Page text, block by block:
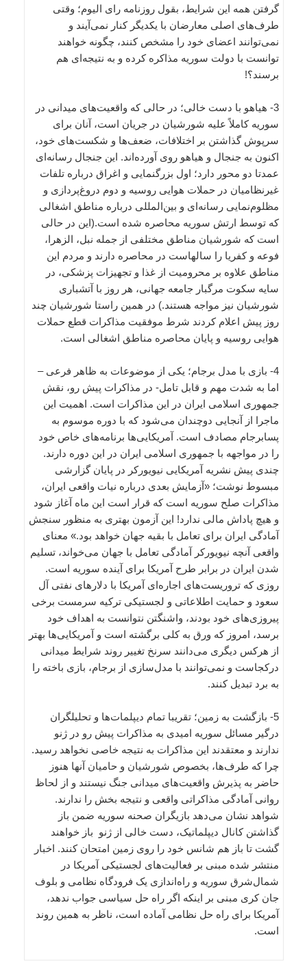
گرفتن همه این شرایط، بقول روزنامه رای الیوم؛ وقتی
طرف‌های اصلی معارضان با یکدیگر کنار نمی‌آیند و
نمی‌توانند اعضای خود را مشخص کنند، چگونه خواهند
توانست با دولت سوریه مذاکره کرده و به نتیجه‌ای هم
برسند؟!
3- هیاهو با دست خالی؛ در حالی که واقعیت‌های میدانی در
سوریه کاملاً علیه شورشیان در جریان است، آنان برای
سرپوش گذاشتن بر اختلافات، ضعف‌ها و شکست‌های خود،
اکنون به جنجال و هیاهو روی آورده‌اند. این جنجال رسانه‌ای
عمدتا دو محور دارد؛ اول بزرگنمایی و اغراق درباره تلفات
غیرنظامیان در حملات هوایی روسیه و دوم دروغ‌پردازی و
مظلوم‌نمایی رسانه‌ای و بین‌المللی درباره مناطق اشغالی
که توسط ارتش سوریه محاصره شده است.(این در حالی
است که شورشیان مناطق مختلفی از جمله نبل، الزهرا،
فوعه و کفریا را سالهاست در محاصره دارند و مردم این
مناطق علاوه بر محرومیت از غذا و تجهیزات پزشکی، در
سایه سکوت مرگبار جامعه جهانی، هر روز با آتشباری
شورشیان نیز مواجه هستند.) در همین راستا شورشیان چند
روز پیش اعلام کردند شرط موفقیت مذاکرات قطع حملات
هوایی روسیه و پایان محاصره مناطق اشغالی است.
4- بازی با مدل برجام؛ یکی از موضوعات به ظاهر فرعی –
اما به شدت مهم و قابل تامل- در مذاکرات پیش رو، نقش
جمهوری اسلامی ایران در این مذاکرات است. اهمیت این
ماجرا از آنجایی دوچندان می‌شود که با دوره موسوم به
پسابرجام مصادف است. آمریکایی‌ها برنامه‌های خاص خود
را در مواجهه با جمهوری اسلامی ایران در این دوره دارند.
چندی پیش نشریه آمریکایی نیویورکر در پایان گزارشی
مبسوط نوشت؛ «آزمایش بعدی درباره نیات واقعی ایران،
مذاکرات صلح سوریه است که قرار است این ماه آغاز شود
و هیچ پاداش مالی ندارد! این آزمون بهتری به منظور سنجش
آمادگی ایران برای تعامل با بقیه جهان خواهد بود.» معنای
واقعی آنچه نیویورکر آمادگی تعامل با جهان می‌خواند، تسلیم
شدن ایران در برابر طرح آمریکا برای آینده سوریه است.
روزی که تروریست‌های اجاره‌ای آمریکا با دلارهای نفتی آل
سعود و حمایت اطلاعاتی و لجستیکی ترکیه سرمست برخی
پیروزی‌های خود بودند، واشنگتن نتوانست به اهداف خود
برسد، امروز که ورق به کلی برگشته است و آمریکایی‌ها بهتر
از هرکس دیگری می‌دانند سرنخ تغییر روند شرایط میدانی
درکجاست و نمی‌توانند با مدل‌سازی از برجام، بازی باخته را
به برد تبدیل کنند.
5- بازگشت به زمین؛ تقریبا تمام دیپلمات‌ها و تحلیلگران
درگیر مسائل سوریه امیدی به مذاکرات پیش رو در ژنو
ندارند و معتقدند این مذاکرات به نتیجه خاصی نخواهد رسید.
چرا که طرف‌ها، بخصوص شورشیان و حامیان آنها هنوز
حاضر به پذیرش واقعیت‌های میدانی جنگ نیستند و از لحاظ
روانی آمادگی مذاکراتی واقعی و نتیجه بخش را ندارند.
شواهد نشان می‌دهد بازیگران صحنه سوریه ضمن باز
گذاشتن کانال دیپلماتیک، دست خالی از ژنو باز خواهند
گشت تا باز هم شانس خود را روی زمین امتحان کنند. اخبار
منتشر شده مبنی بر فعالیت‌های لجستیکی آمریکا در
شمال‌شرق سوریه و راه‌اندازی یک فرودگاه نظامی و بلوف
جان کری مبنی بر اینکه اگر راه حل سیاسی جواب ندهد،
آمریکا برای راه حل نظامی آماده است، ناظر به همین روند
است.